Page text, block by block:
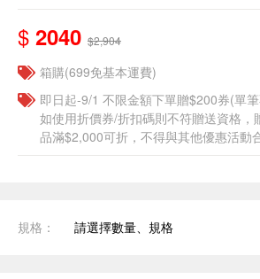
$ 2040 $2,904
箱購(699免基本運費)
即日起-9/1 不限金額下單贈$200券(單
如使用折價券/折扣碼則不符贈送資格，
品滿$2,000可折，不得與其他優惠活動
規格： 請選擇數量、規格